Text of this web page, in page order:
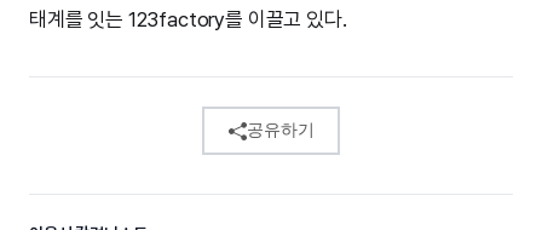
태계를 잇는 123factory를 이끌고 있다.
공유하기